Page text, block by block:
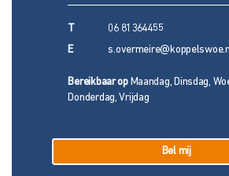
06 81364455
E
Bereikbaar opMaandag, Dinsdag,
Donderdag, Vrijdag
Bel mij